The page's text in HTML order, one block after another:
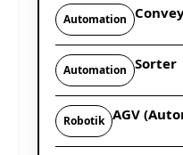
Automation
Automation Sorter
Robotik AGV